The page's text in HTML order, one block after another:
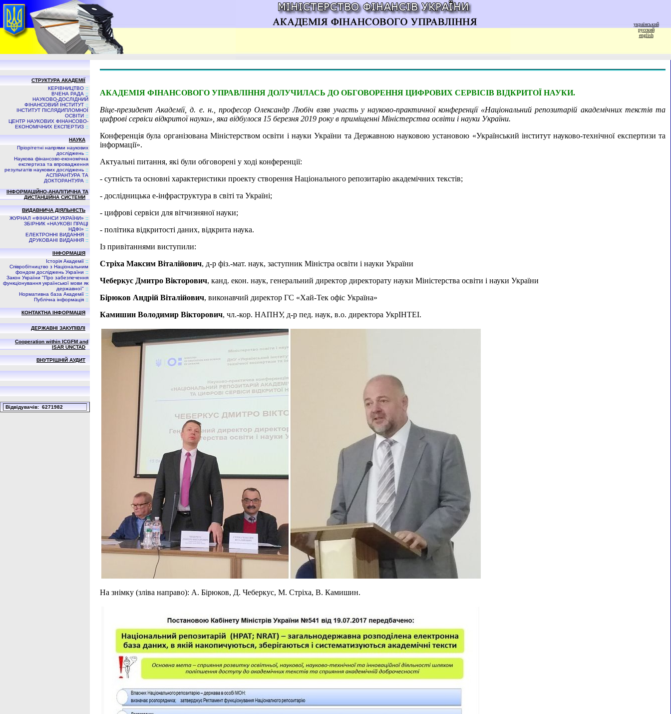
український
русский
english
СТРУКТУРА АКАДЕМІЇ
КЕРІВНИЦТВО ::
ВЧЕНА РАДА ::
НАУКОВО-ДОСЛІДНИЙ
ФІНАНСОВИЙ ІНСТИТУТ ::
ІНСТИТУТ ПІСЛЯДИПЛОМНОЇ
ОСВІТИ ::
ЦЕНТР НАУКОВИХ ФІНАНСОВО-
ЕКОНОМІЧНИХ ЕКСПЕРТИЗ ::
НАУКА
Пріорітетні напрями наукових
досліджень ::
Наукова фінансово-економічна
експертиза та впровадження
результатів наукових досліджень ::
АСПIРАНТУРА ТА
ДОКТОРАНТУРА ::
ІНФОРМАЦІЙНО-АНАЛІТИЧНА ТА
ДИСТАНЦІЙНА СИСТЕМИ
ВИДАВНИЧА ДIЯЛЬНIСТЬ
ЖУРНАЛ «ФІНАНСИ УКРАЇНИ» ::
ЗБIРНИК «НАУКОВI ПРАЦI
НДФI» ::
ЕЛЕКТРОННІ ВИДАННЯ ::
ДРУКОВАНІ ВИДАННЯ ::
ІНФОРМАЦІЯ
Історія Академії ::
Співробітництво з Національним
фондом досліджень України ::
Закон України "Про забезпечення
функціонування української мови як
державної" ::
Нормативна база Академії ::
Публічна інформація ::
КОНТАКТНА ІНФОРМАЦІЯ
ДЕРЖАВНІ ЗАКУПІВЛІ
Cooperation within ICGFM and
ISAR UNCTAD
ВНУТРІШНІЙ АУДИТ
Вiдвiдувачiв: 6271982
АКАДЕМІЯ ФІНАНСОВОГО УПРАВЛІННЯ ДОЛУЧИЛАСЬ ДО ОБГОВОРЕННЯ ЦИФРОВИХ СЕРВІСІВ ВІДКРИТОЇ НАУКИ.
Віце-президент Академії, д. е. н., професор Олександр Любіч взяв участь у науково-практичної конференції «Національний репозитарій академічних текстів та
цифрові сервіси відкритої науки», яка відбулося 15 березня 2019 року в приміщенні Міністерства освіти і науки України.
Конференція була організована Міністерством освіти і науки України та Державною науковою установою «Український інститут науково-технічної експертизи та
інформації».
Актуальні питання, які були обговорені у ході конференції:
- сутність та основні характеристики проекту створення Національного репозитарію академічних текстів;
- дослідницька е-інфраструктура в світі та Україні;
- цифрові сервіси для вітчизняної науки;
- політика відкритості даних, відкрита наука.
Із привітаннями виступили:
Стріха Максим Віталійович, д-р фіз.-мат. наук, заступник Міністра освіти і науки України
Чеберкус Дмитро Вікторович, канд. екон. наук, генеральний директор директорату науки Міністерства освіти і науки України
Бірюков Андрій Віталійович, виконавчий директор ГС «Хай-Тек офіс Україна»
Камишин Володимир Вікторович, чл.-кор. НАПНУ, д-р пед. наук, в.о. директора УкрІНТЕІ.
На знімку (зліва направо): А. Бірюков, Д. Чеберкус, М. Стріха, В. Камишин.